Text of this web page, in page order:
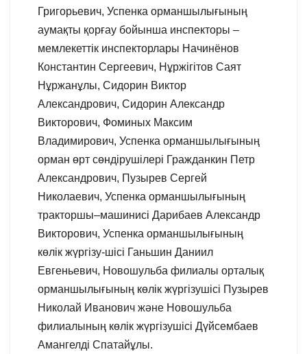
Григорьевич, Успенка орманшылығының
аумақты қорғау бойынша инспекторы –
мемлекеттік инспекторлары Начинёнов
Константин Сергеевич, Нұржігітов Саят
Нұржанұлы, Сидорин Виктор
Александрович, Сидорин Александр
Викторович, Фоминых Максим
Владимирович, Успенка орманшылығының
орман өрт сөндірушілері Гражданкин Петр
Александрович, Пузырев Сергей
Николаевич, Успенка орманшылығының
тракторшы–машинисі Дарибаев Александр
Викторович, Успенка орманшылығының
көлік жүргізу-шісі Ганьшин Даниил
Евгеньевич, Новошульба филиалы орталық
орманшылығының көлік жүргізушісі Пузырев
Николай Иванович және Новошульба
филиалының көлік жүргізушісі Дүйсембаев
Амангелді Спатайұлы.